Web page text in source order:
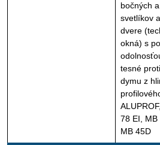
bočných
svetlíkov
dvere
okná) s
tesné
dymu z
78 EI, MB
MB 45D